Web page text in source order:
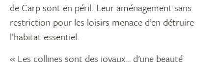
de Carp sont en péril. Leur aménagement sans
restriction pour les loisirs menace d’en détruire
l’habitat essentiel.
« Les collines sont des joyaux… d’une beauté